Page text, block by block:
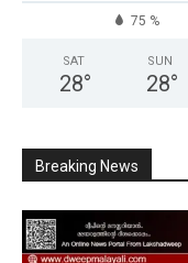
75 %
SAT
28°
SUN
28°
Breaking News